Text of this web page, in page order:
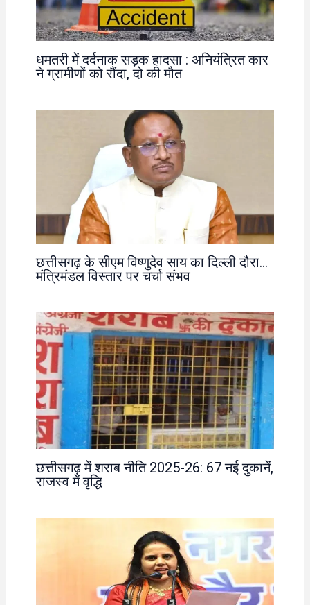
धमतरी में दर्दनाक सड़क हादसा : अनियंत्रित कार
ने ग्रामीणों को रौंदा, दो की मौत
छत्तीसगढ़ के सीएम विष्णुदेव साय का दिल्ली दौरा…
मंत्रिमंडल विस्तार पर चर्चा संभव
छत्तीसगढ़ में शराब नीति 2025-26: 67 नई दुकानें,
राजस्व में वृद्धि